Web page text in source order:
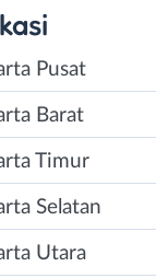
Pusat
Barat
Timur
Selatan
Utara